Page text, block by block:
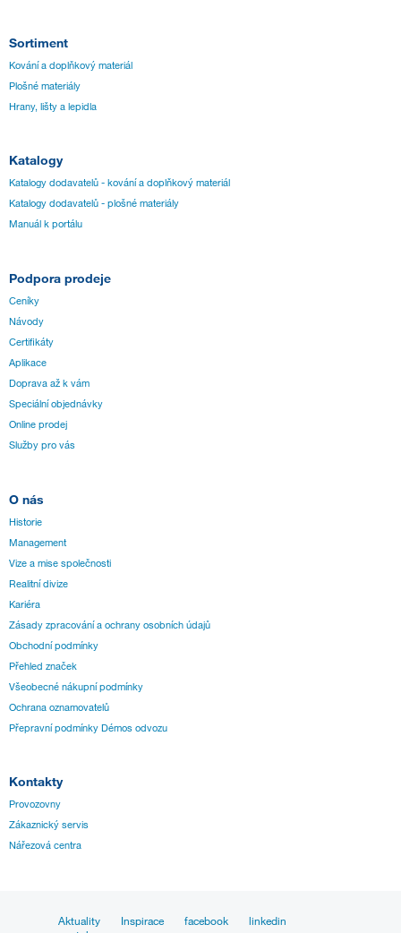
Sortiment
Kování a doplňkový materiál
Plošné materiály
Hrany, lišty a lepidla
Katalogy
Katalogy dodavatelů - kování a doplňkový materiál
Katalogy dodavatelů - plošné materiály
Manuál k portálu
Podpora prodeje
Ceníky
Návody
Certifikáty
Aplikace
Doprava až k vám
Speciální objednávky
Online prodej
Služby pro vás
O nás
Historie
Management
Vize a mise společnosti
Realitní divize
Kariéra
Zásady zpracování a ochrany osobních údajů
Obchodní podmínky
Přehled značek
Všeobecné nákupní podmínky
Ochrana oznamovatelů
Přepravní podmínky Démos odvozu
Kontakty
Provozovny
Zákaznický servis
Nářezová centra
Aktuality Inspirace facebook
linkedin